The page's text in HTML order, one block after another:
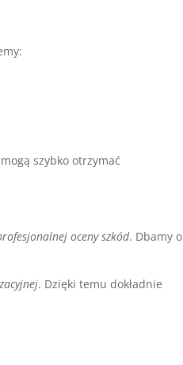
szybko otrzymać
oceny szkód. Dbamy o
. Dzięki temu dokładnie